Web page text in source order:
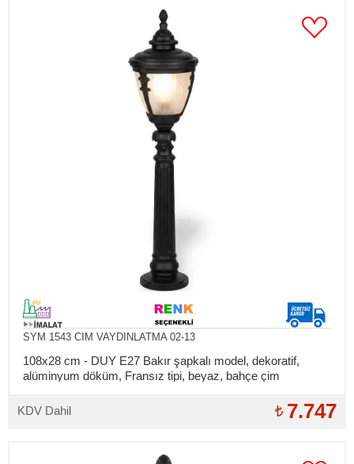
SYM 1543 CIM VAYDINLATMA 02-13
108x28 cm - DUY E27 Bakır şapkalı model, dekoratif,
alüminyum döküm, Fransız tipi, beyaz, bahçe çim
KDV Dahil
7.747